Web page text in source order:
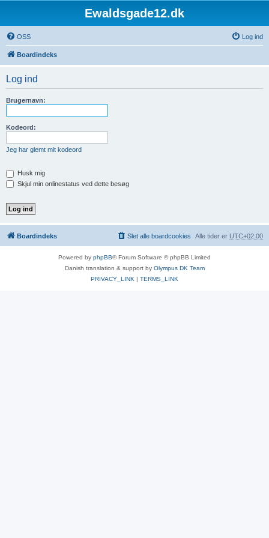
Ewaldsgade12.dk
OSS Log ind
Boardindeks
Log ind
Brugernavn:
Kodeord:
Jeg har glemt mit kodeord
Husk mig
Skjul min onlinestatus ved dette besøg
Boardindeks Alle tider er UTC+02:00
Slet alle boardcookies
Powered by phpBB® Forum Software © phpBB Limited
Danish translation & support by Olympus DK Team
PRIVACY_LINK | TERMS_LINK